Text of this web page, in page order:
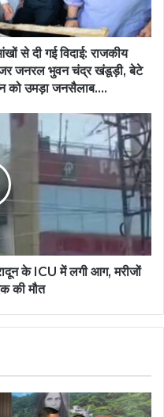
दी गई विदाई: राजकीय
जनरल भुवन चंद्र खंडूड़ी, बेटे
को उमड़ा जनसैलाब....
के ICU में लगी आग, मरीजों
की मौत